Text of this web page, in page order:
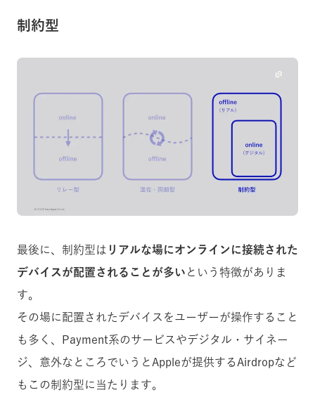
制約型
最後に、制約型は リアルな場にオンラインに接続された
デバイスが配置されることが多い という特徴がありま
す。
その場に配置されたデバイスをユーザーが操作すること
も多く、Payment系のサービスやデジタル・サイネー
ジ、意外なところでいうとAppleが提供するAirdropなど
もこの制約型に当たります。